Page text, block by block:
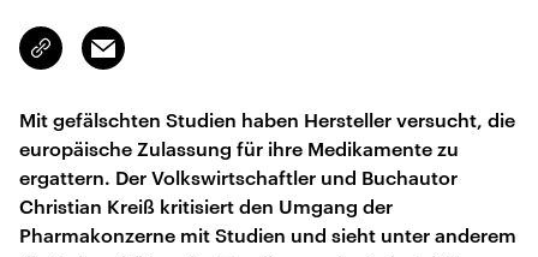
Link
kopieren/teilen
Email
Mit gefälschten Studien haben Hersteller versucht, die
europäische Zulassung für ihre Medikamente zu
ergattern. Der Volkswirtschaftler und Buchautor
Christian Kreiß kritisiert den Umgang der
Pharmakonzerne mit Studien und sieht unter anderem